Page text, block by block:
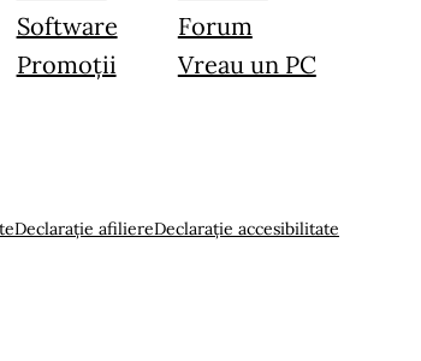
Software
Promoții
Forum
Vreau un PC
Declarație afiliereDeclarație accesibilitate